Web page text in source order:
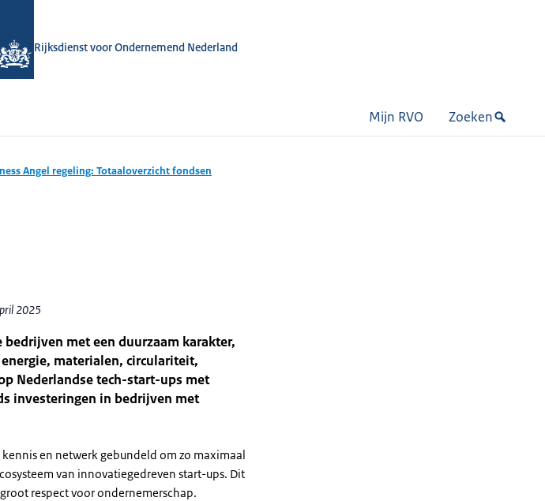
Rijksdienst voor Ondernemend Nederland
Mijn RVO Zoeken
Angel regeling: Totaaloverzicht fondsen
2025
met een duurzaam karakter,
materialen, circulariteit,
Nederlandse tech-start-ups met
investeringen in bedrijven met
en netwerk gebundeld om zo maximaal
van innovatiegedreven start-ups. Dit
respect voor ondernemerschap.